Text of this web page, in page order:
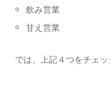
飲み営業
甘え営業
では、上記４つをチェッ